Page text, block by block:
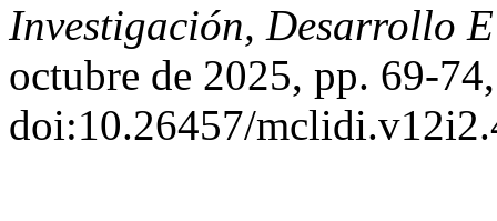
Investigación, Desarrollo
octubre de 2025, pp. 69-74,
doi:10.26457/